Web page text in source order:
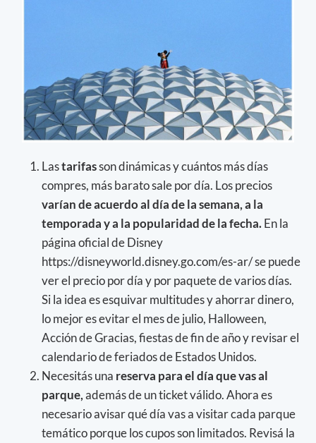
Lastarifasson dinámicas y cuántos más días
compres, más barato sale por día. Los precios
varían de acuerdo al día de la semana, a la
temporada y a la popularidad de la fecha.En la
página oficial de Disney
https://disneyworld.disney.go.com/es-ar/ se puede
ver el precio por día y por paquete de varios días.
Si la idea es esquivar multitudes y ahorrar dinero,
lo mejor es evitar el mes de julio, Halloween,
Acción de Gracias, fiestas de fin de año y revisar el
calendario de feriados de Estados Unidos.
Necesitás una reserva para el día que vas al
parque,además de un ticket válido. Ahora es
necesario avisar qué día vas a visitar cada parque
temático porque los cupos son limitados. Revisá la